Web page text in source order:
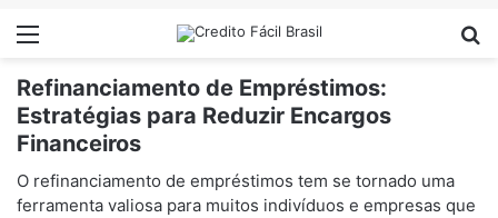
Menu
Refinanciamento de Empréstimos:
Estratégias para Reduzir Encargos
Financeiros
O refinanciamento de empréstimos tem se tornado uma
ferramenta valiosa para muitos indivíduos e empresas que